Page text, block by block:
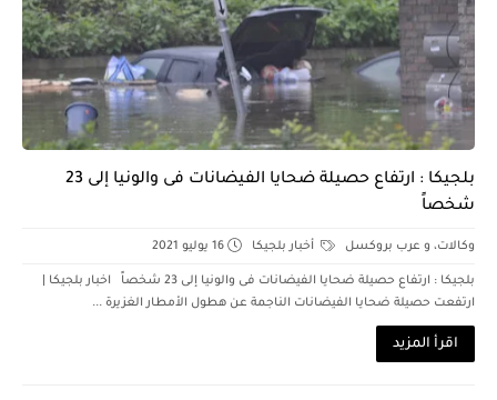
بلجيكا : ارتفاع حصيلة ضحايا الفيضانات فى والونيا إلى 23
شخصاً
وكالات، و عرب بروكسل أخبار بلجيكا 16 يوليو 2021
بلجيكا : ارتفاع حصيلة ضحايا الفيضانات فى والونيا إلى 23 شخصاً اخبار بلجيكا |
ارتفعت حصيلة ضحايا الفيضانات الناجمة عن هطول الأمطار الغزيرة ...
اقرأ المزيد